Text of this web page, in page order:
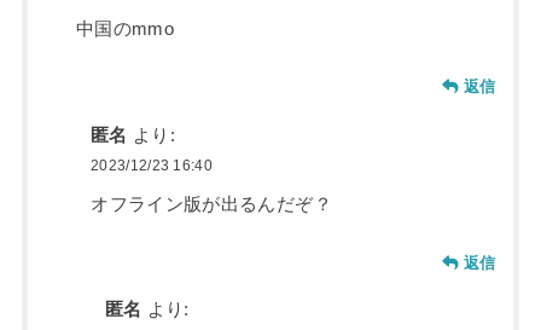
中国のmmo
返信
匿名 より:
2023/12/23 16:40
オフライン版が出るんだぞ？
返信
匿名 より: